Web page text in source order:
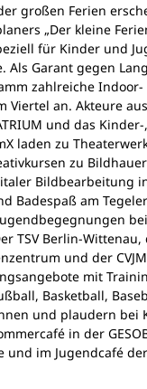
großen Ferien
„Der kleine
für Kinder und
Als Garant gegen
zahlreiche Indoor-
Viertel an. Akteure
und das
laden zu
zu
Bildbearbeitung
Badespaß am
TSV Berlin-Wittenau,
und der
mit
Basketball,
und plaudern bei
in der
im Jugendcafé der